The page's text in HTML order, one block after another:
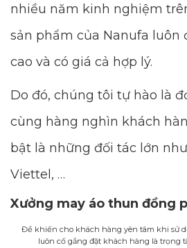
nhiều năm kinh nghiệm
sản phẩm của Nanufa luôn
cao và có giá cả hợp lý.
Do đó, chúng tôi tự hào là
cùng hàng nghìn khách
bật là những đối tác lớn
Viettel, …
Xưởng may áo thun đồng
Để khiến cho khách hàng yên tâm khi sử
luôn cố gắng đặt khách hàng là trọng